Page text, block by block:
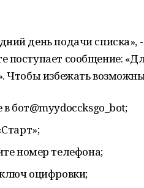
день подачи
поступает сообщение:
Чтобы избежать
бот@myydoccksgo_bot;
номер телефона;
оцифровки;